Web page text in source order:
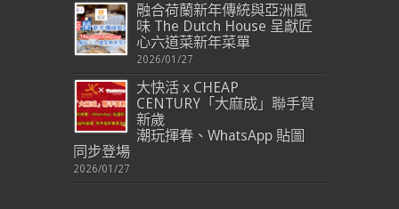
融合荷蘭新年傳統與亞洲風
味 The Dutch House 呈獻匠
心六道菜新年菜單
2026/01/27
大快活 x CHEAP
CENTURY「大麻成」聯手賀
新歲
潮玩揮春、WhatsApp 貼圖
同步登場
2026/01/27